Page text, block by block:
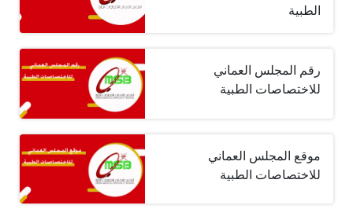
الطبية
رقم المجلس العماني
للاختصاصات الطبية
موقع المجلس العماني
للاختصاصات الطبية